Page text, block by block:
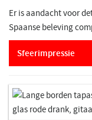
Er is aandacht voor
Spaanse beleving
Sfeerimpressie